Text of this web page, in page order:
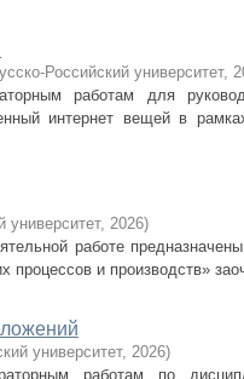
Российский университет,
работам для
интернет вещей в
университет, 2026)
работе
процессов и производств»
университет, 2026)
работам по